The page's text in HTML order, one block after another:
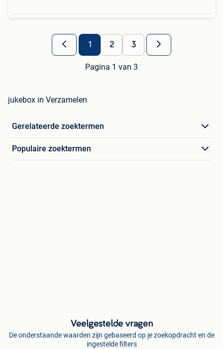
1 2 3
Pagina 1 van 3
jukebox in Verzamelen
Gerelateerde zoektermen
Populaire zoektermen
Veelgestelde vragen
De onderstaande waarden zijn gebaseerd op je zoekopdracht en de
ingestelde filters